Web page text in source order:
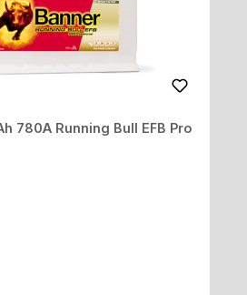
780A Running Bull EFB Pro